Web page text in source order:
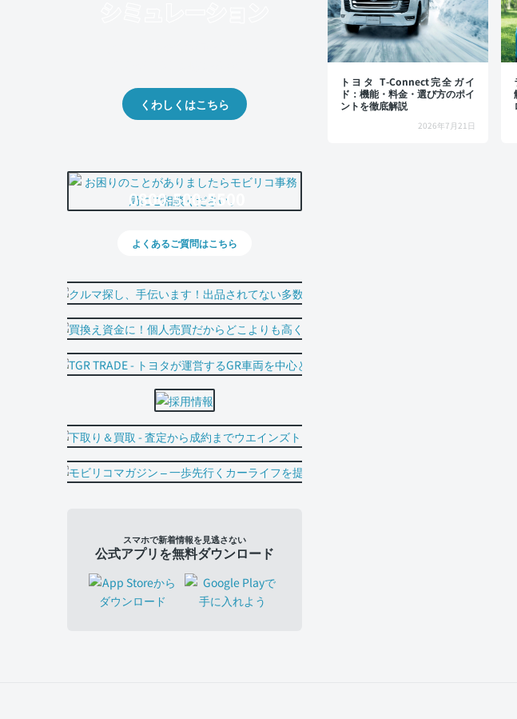
トヨタ T-Connect完全ガイ
ド：機能・料金・選び方のポイ
ントを徹底解説
2026年7月21日
くわしくはこちら
0800-500-5500
よくあるご質問はこちら
スマホで新着情報を見逃さない
公式アプリを無料ダウンロード